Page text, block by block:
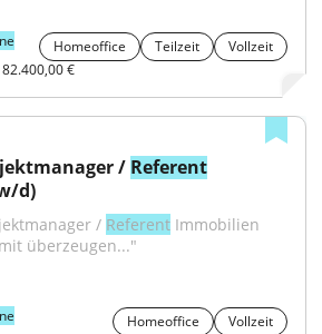
Homeoffice Teilzeit
Vollzeit
€
/ Referent
d)
/ Referent Immobilien
überzeugen..."
Homeoffice
Vollzeit